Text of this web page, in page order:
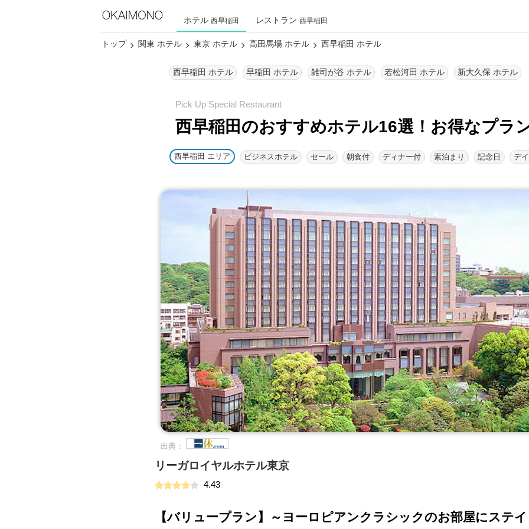
ホテル 西早稲田 レストラン 西早稲田
トップ 関東 ホテル 東京 ホテル 高田馬場 ホテル 西早稲田 ホテル
西早稲田 ホテル 早稲田 ホテル 雑司が谷 ホテル 若松河田 ホテル 新大久保 ホテル
西早稲田のおすすめホテル16選！ お得なプラ
西早稲田 エリア ビジネスホテル セール 朝食付 ディナー付 素泊まり 記念日 デ
出典：
リーガロイヤルホテル東京
4.43
【バリュープラン】～ヨーロピアンクラシックのお部屋にステ